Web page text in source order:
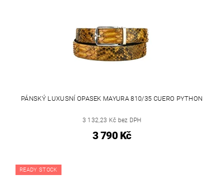
PÁNSKÝ LUXUSNÍ OPASEK MAYURA 810/35 CUERO PYTHON
3 132,23 Kč bez DPH
3 790 Kč
READY STOCK